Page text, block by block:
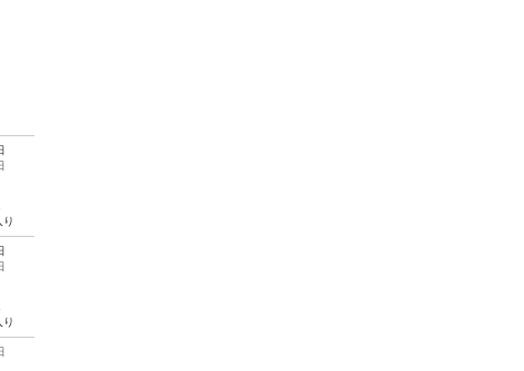
り
り